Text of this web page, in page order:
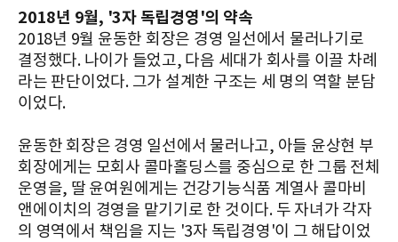
2018년 9월, '3자 독립경영'의 약속
2018년 9월 윤동한 회장은 경영 일선에서 물러나기로
결정했다. 나이가 들었고, 다음 세대가 회사를 이끌 차례
라는 판단이었다. 그가 설계한 구조는 세 명의 역할 분담
이었다.
윤동한 회장은 경영 일선에서 물러나고, 아들 윤상현 부
회장에게는 모회사 콜마홀딩스를 중심으로 한 그룹 전체
운영을, 딸 윤여원에게는 건강기능식품 계열사 콜마비
앤에이치의 경영을 맡기기로 한 것이다. 두 자녀가 각자
의 영역에서 책임을 지는 '3자 독립경영'이 그 해답이었